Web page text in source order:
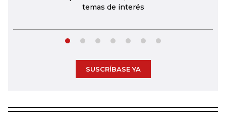
temas de interés
SUSCRÍBASE YA